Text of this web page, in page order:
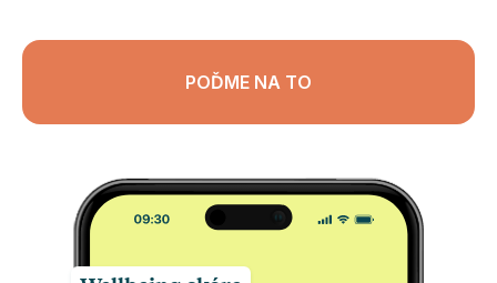
POĎME NA TO